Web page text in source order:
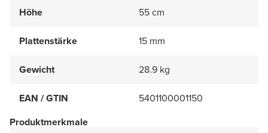
Höhe 55 cm
Plattenstärke 15 mm
Gewicht 28.9 kg
EAN / GTIN
5401100001150
Produktmerkmale